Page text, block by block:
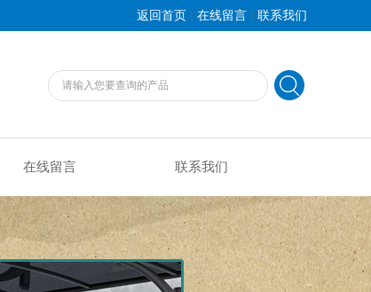
返回首页 | 在线留言 | 联系我们
在线留言 联系我们